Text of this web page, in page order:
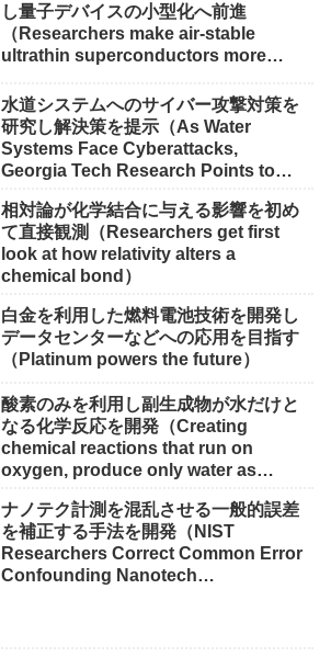
し量子デバイスの小型化へ前進
（Researchers make air-stable
ultrathin superconductors more
水道システムへのサイバー攻撃対策を
研究し解決策を提示（As Water
Systems Face Cyberattacks,
Georgia Tech Research Points to
相対論が化学結合に与える影響を初め
て直接観測（Researchers get first
look at how relativity alters a
chemical bond）
白金を利用した燃料電池技術を開発し
データセンターなどへの応用を目指す
（Platinum powers the future）
酸素のみを利用し副生成物が水だけと
なる化学反応を開発（Creating
chemical reactions that run on
oxygen, produce only water as
ナノテク計測を混乱させる一般的誤差
を補正する手法を開発（NIST
Researchers Correct Common Error
Confounding Nanotech